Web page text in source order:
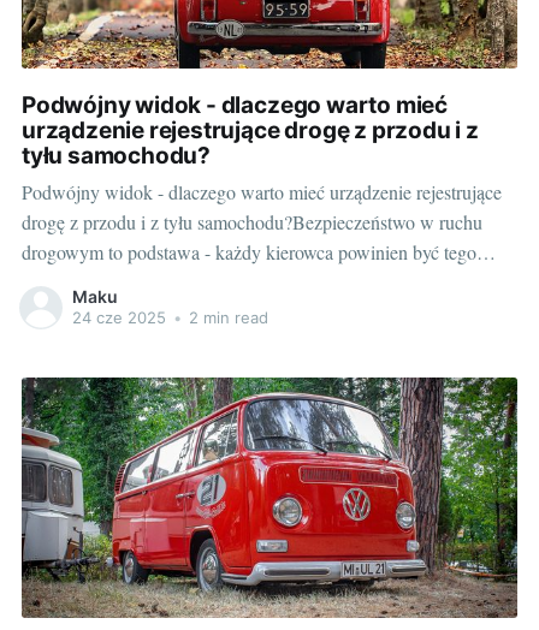
Podwójny widok - dlaczego warto mieć
urządzenie rejestrujące drogę z przodu i z
tyłu samochodu?
Podwójny widok - dlaczego warto mieć urządzenie rejestrujące
drogę z przodu i z tyłu samochodu?Bezpieczeństwo w ruchu
drogowym to podstawa - każdy kierowca powinien być tego
świadom. Ale czy zastanawiałeś się kiedykolwiek, jak znacząco
możesz zwiększyć swoją kontrolę nad sytuacją na drodze?
Maku
24 cze 2025 • 2 min read